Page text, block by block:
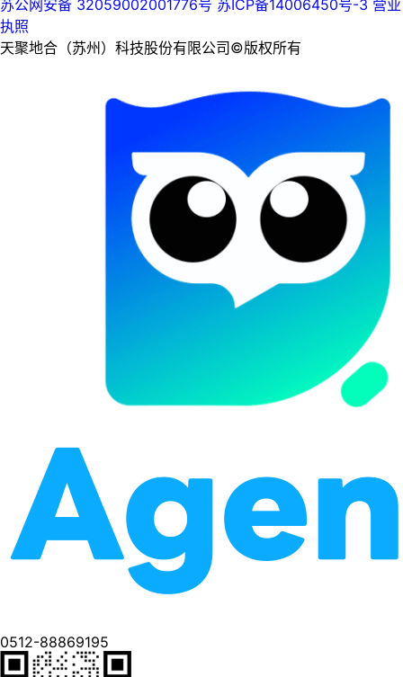
苏公网安备 32059002001776号 苏ICP备14006450号-3 营业
执照
天聚地合（苏州）科技股份有限公司©版权所有
0512-88869195